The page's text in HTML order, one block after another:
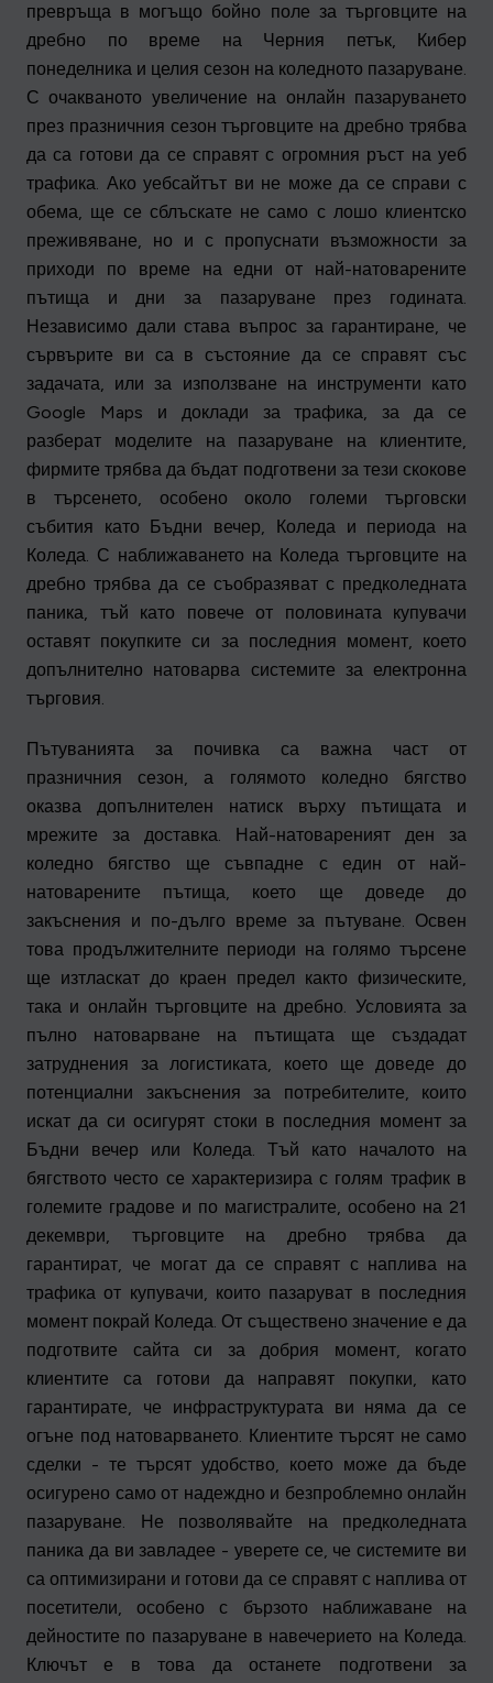
превръща в могъщо бойно поле за търговците на
дребно по време на Черния петък, Кибер
понеделника и целия сезон на коледното пазаруване.
С очакваното увеличение на онлайн пазаруването
през празничния сезон търговците на дребно трябва
да са готови да се справят с огромния ръст на уеб
трафика. Ако уебсайтът ви не може да се справи с
обема, ще се сблъскате не само с лошо клиентско
преживяване, но и с пропуснати възможности за
приходи по време на едни от най-натоварените
пътища и дни за пазаруване през годината.
Независимо дали става въпрос за гарантиране, че
сървърите ви са в състояние да се справят със
задачата, или за използване на инструменти като
Google Maps и доклади за трафика, за да се
разберат моделите на пазаруване на клиентите,
фирмите трябва да бъдат подготвени за тези скокове
в търсенето, особено около големи търговски
събития като Бъдни вечер, Коледа и периода на
Коледа. С наближаването на Коледа търговците на
дребно трябва да се съобразяват с предколедната
паника, тъй като повече от половината купувачи
оставят покупките си за последния момент, което
допълнително натоварва системите за електронна
търговия.
Пътуванията за почивка са важна част от
празничния сезон, а голямото коледно бягство
оказва допълнителен натиск върху пътищата и
мрежите за доставка. Най-натовареният ден за
коледно бягство ще съвпадне с един от най-
натоварените пътища, което ще доведе до
закъснения и по-дълго време за пътуване. Освен
това продължителните периоди на голямо търсене
ще изтласкат до краен предел както физическите,
така и онлайн търговците на дребно. Условията за
пълно натоварване на пътищата ще създадат
затруднения за логистиката, което ще доведе до
потенциални закъснения за потребителите, които
искат да си осигурят стоки в последния момент за
Бъдни вечер или Коледа. Тъй като началото на
бягството често се характеризира с голям трафик в
големите градове и по магистралите, особено на 21
декември, търговците на дребно трябва да
гарантират, че могат да се справят с наплива на
трафика от купувачи, които пазаруват в последния
момент покрай Коледа. От съществено значение е да
подготвите сайта си за добрия момент, когато
клиентите са готови да направят покупки, като
гарантирате, че инфраструктурата ви няма да се
огъне под натоварването. Клиентите търсят не само
сделки - те търсят удобство, което може да бъде
осигурено само от надеждно и безпроблемно онлайн
пазаруване. Не позволявайте на предколедната
паника да ви завладее - уверете се, че системите ви
са оптимизирани и готови да се справят с наплива от
посетители, особено с бързото наближаване на
дейностите по пазаруване в навечерието на Коледа.
Ключът е в това да останете подготвени за